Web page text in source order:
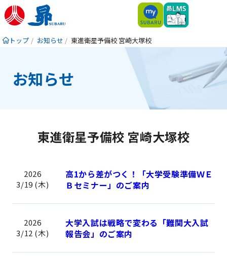
トップ お知らせ 東進衛星予備校 宮崎大塚校
お知らせ
東進衛星予備校 宮崎大塚校
2026
3/19 (木)
高1から差がつく！「大学受験準備ＷＥ
Ｂセミナー」のご案内
2026
3/12 (木)
大学入試は戦略で変わる「難関大入試
報告会」のご案内